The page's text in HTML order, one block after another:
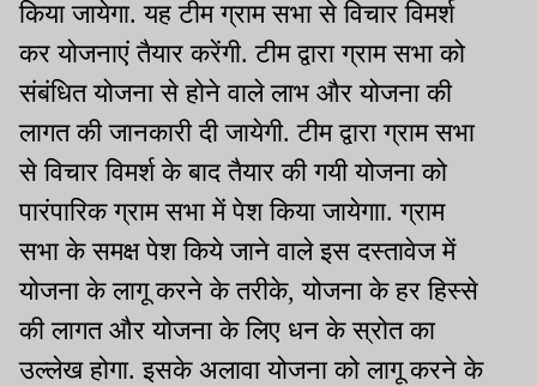
किया जायेगा. यह टीम ग्राम सभा से विचार विमर्श
कर योजनाएं तैयार करेंगी. टीम द्वारा ग्राम सभा को
संबंधित योजना से होने वाले लाभ और योजना की
लागत की जानकारी दी जायेगी. टीम द्वारा ग्राम सभा
से विचार विमर्श के बाद तैयार की गयी योजना को
पारंपारिक ग्राम सभा में पेश किया जायेगाा. ग्राम
सभा के समक्ष पेश किये जाने वाले इस दस्तावेज में
योजना के लागू करने के तरीके, योजना के हर हिस्से
की लागत और योजना के लिए धन के स्रोत का
उल्लेख होगा. इसके अलावा योजना को लागू करने के